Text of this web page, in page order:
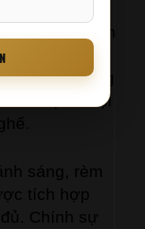
sẽ bao
có thể bao
hệ thống
bộ đồ nội
sáng, rèm
tích hợp
Chính sự